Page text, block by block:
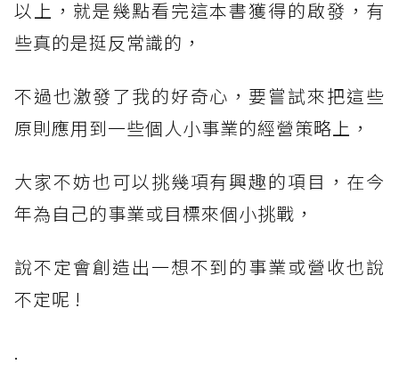
以上，就是幾點看完這本書獲得的啟發，有
些真的是挺反常識的，
不過也激發了我的好奇心，要嘗試來把這些
原則應用到一些個人小事業的經營策略上，
大家不妨也可以挑幾項有興趣的項目，在今
年為自己的事業或目標來個小挑戰，
說不定會創造出一想不到的事業或營收也說
不定呢 !
.